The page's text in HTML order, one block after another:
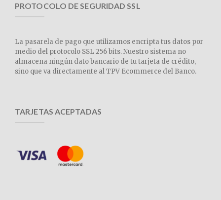
PROTOCOLO DE SEGURIDAD SSL
La pasarela de pago que utilizamos encripta tus datos por
medio del protocolo SSL 256 bits. Nuestro sistema no
almacena ningún dato bancario de tu tarjeta de crédito,
sino que va directamente al TPV Ecommerce del Banco.
TARJETAS ACEPTADAS